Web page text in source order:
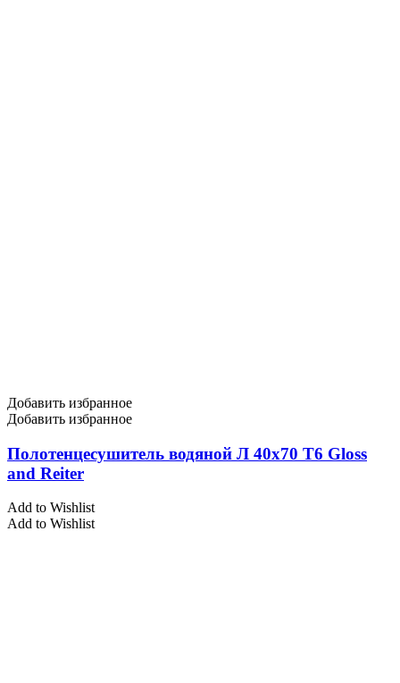
Добавить избранное
Добавить избранное
Полотенцесушитель водяной Л 40х70 Т6 Gloss
and Reiter
Add to Wishlist
Add to Wishlist